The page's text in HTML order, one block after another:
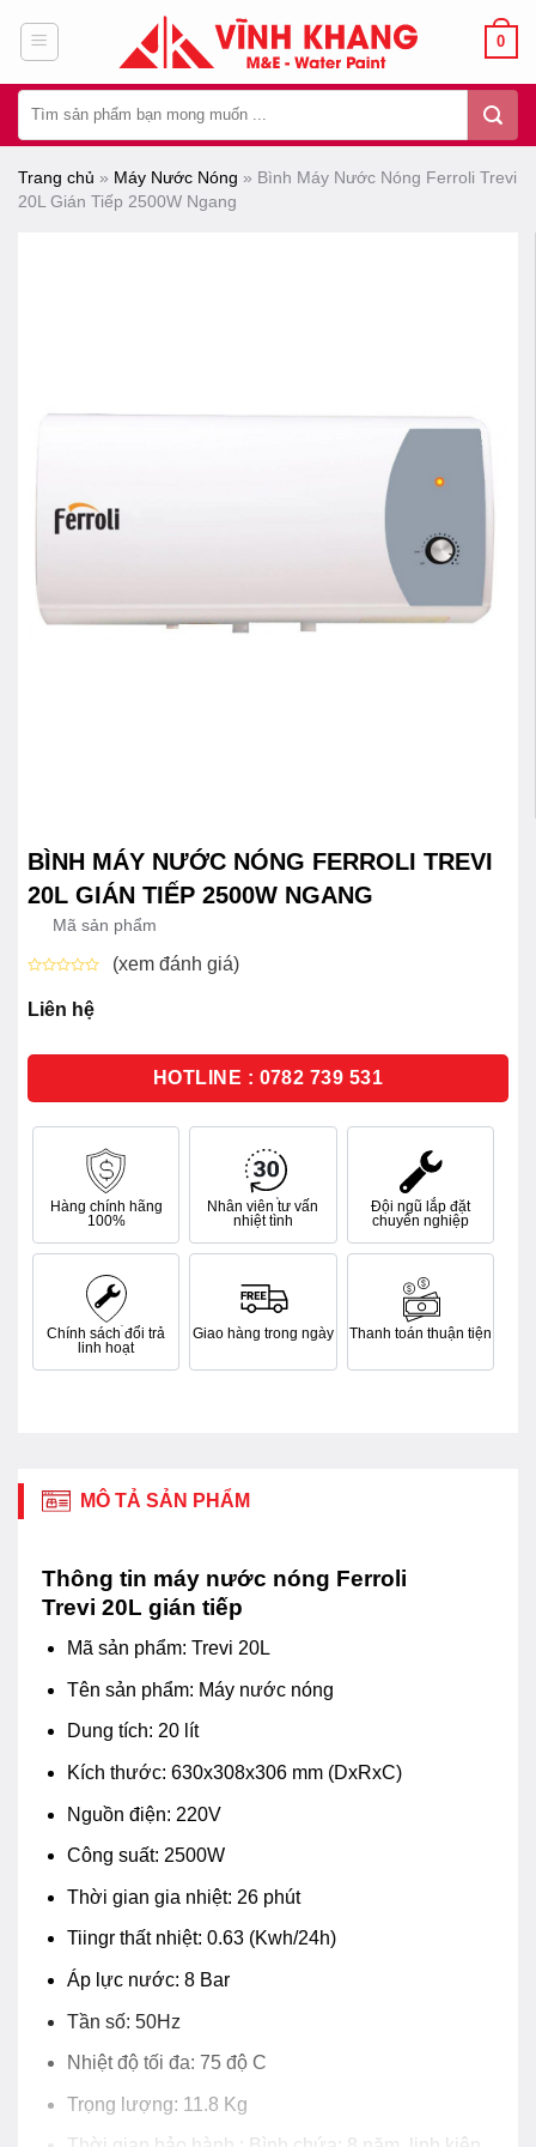
dung
0
kiếm:
Trang chủ » Máy Nước Nóng » Bình Máy Nước Nóng Ferroli Trevi
20L Gián Tiếp 2500W Ngang
BÌNH MÁY NƯỚC NÓNG FERROLI TREVI
20L GIÁN TIẾP 2500W NGANG
Mã sản phẩm
xếp
hạng
sao
(xem đánh giá)
Liên hệ
HOTLINE : 0782 739 531
Hàng chính hãng
100%
Nhân viên tư vấn
nhiệt tình
Đội ngũ lắp đặt
chuyên nghiệp
Chính sách đổi trả
linh hoạt
Giao hàng trong ngày Thanh toán thuận tiện
MÔ TẢ SẢN PHẨM
Thông tin máy nước nóng Ferroli
Trevi 20L gián tiếp
Mã sản phẩm: Trevi 20L
Tên sản phẩm: Máy nước nóng
Dung tích: 20 lít
Kích thước: 630x308x306 mm (DxRxC)
Nguồn điện: 220V
Công suất: 2500W
Thời gian gia nhiệt: 26 phút
Tiingr thất nhiệt: 0.63 (Kwh/24h)
Áp lực nước: 8 Bar
Tần số: 50Hz
Nhiệt độ tối đa: 75 độ C
Trọng lượng: 11.8 Kg